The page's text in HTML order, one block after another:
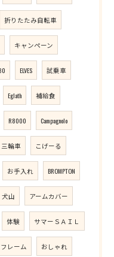
折りたたみ自転車
キャンペーン
ELVES 試乗車
Eglath 補給食
R8000 Campagnolo
三輪車 こげーる
お手入れ BROMPTON
犬山 アームカバー
体験 サマーＳＡＩＬ
レーム おしゃれ